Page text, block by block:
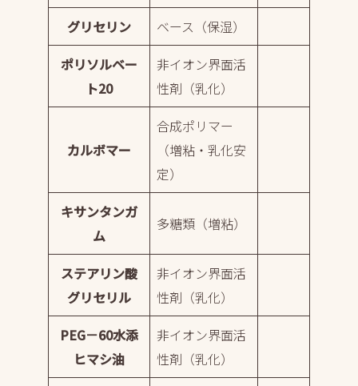
グリセリン
ベース（保湿）
ポリソルベー
ト20
非イオン界面活
性剤（乳化）
カルボマー
合成ポリマー
（増粘・乳化安
定）
キサンタンガ
ム
多糖類（増粘）
ステアリン酸
グリセリル
非イオン界面活
性剤（乳化）
PEG－60水添
ヒマシ油
非イオン界面活
性剤（乳化）